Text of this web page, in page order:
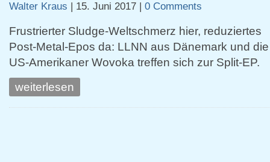
Walter Kraus | 15. Juni 2017 | 0 Comments
Frustrierter Sludge-Weltschmerz hier, reduziertes
Post-Metal-Epos da: LLNN aus Dänemark und die
US-Amerikaner Wovoka treffen sich zur Split-EP.
weiterlesen